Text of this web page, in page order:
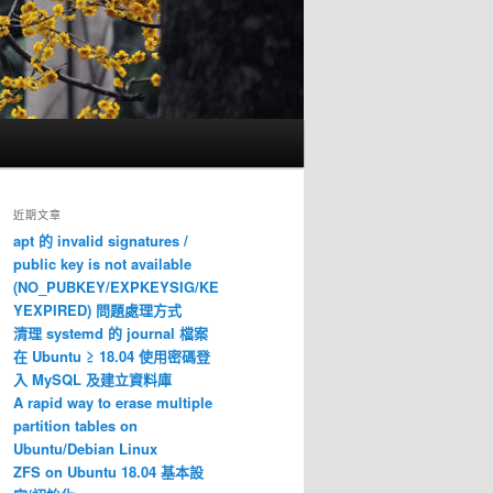
近期文章
apt 的 invalid signatures /
public key is not available
(NO_PUBKEY/EXPKEYSIG/KE
YEXPIRED) 問題處理方式
清理 systemd 的 journal 檔案
在 Ubuntu ≥ 18.04 使用密碼登
入 MySQL 及建立資料庫
A rapid way to erase multiple
partition tables on
Ubuntu/Debian Linux
ZFS on Ubuntu 18.04 基本設